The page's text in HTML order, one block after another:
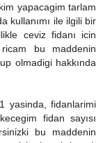
yapacagim tarlam
kullanımı ile ilgili bir
ceviz fidanı icin
bu maddenin
olmadigi hakkında
yasinda, fidanlarimi
fidan sayısı
bu maddenin